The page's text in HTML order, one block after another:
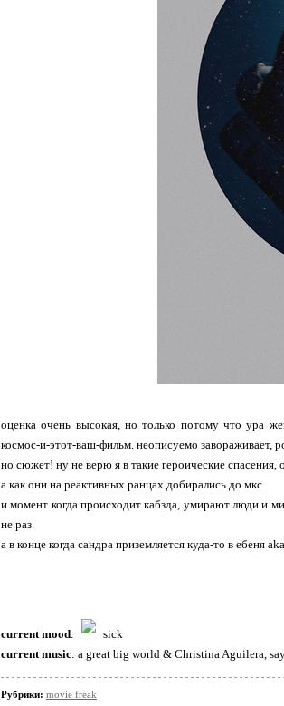
оценка очень высокая, но только потому что ура
космос-и-этот-ваш-фильм. неописуемо завораживает,
но сюжет! ну не верю я в такие героические
а как они на реактивных ранцах добирались до мкс
и момент когда происходит кабзда, умирают люди и
не раз.
а в конце когда сандра приземляется куда-то в ебеня
current mood:
sick
current music: a great big world & Christina Aguilera,
Рубрики: movie freak